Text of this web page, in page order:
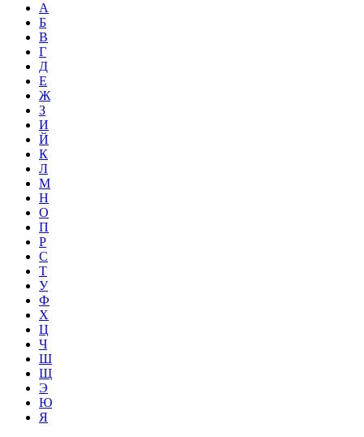
А
Б
В
Г
Д
Е
Ж
З
И
Й
К
Л
М
Н
О
П
Р
С
Т
У
Ф
Х
Ц
Ч
Ш
Щ
Э
Ю
Я